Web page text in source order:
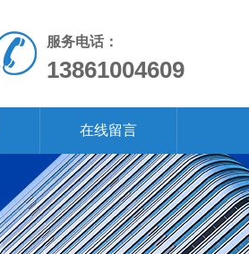
服务电话：
13861004609
在线留言